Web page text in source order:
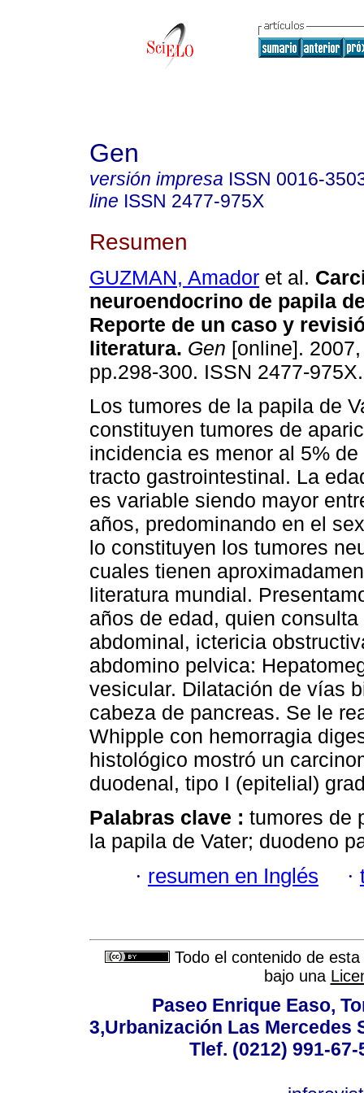
Gen
versión impresa ISSN 0016-
line ISSN 2477-975X
Resumen
GUZMAN, Amador et al.
neuroendocrino de papila
Reporte de un caso y
literatura. Gen [online].
pp.298-300. ISSN 2477-975X.
Los tumores de la papila de
constituyen tumores de
incidencia es menor al 5%
tracto gastrointestinal. La
es variable siendo mayor
años, predominando en el
lo constituyen los tumores
cuales tienen
literatura mundial.
años de edad, quien
abdominal, ictericia
abdomino pelvica:
vesicular. Dilatación de vías
cabeza de pancreas. Se le
Whipple con hemorragia
histológico mostró un
duodenal, tipo I (epitelial)
Palabras clave : tumores de
la papila de Vater; duodeno
· resumen en Inglés ·
Todo el contenido de
bajo una
Paseo Enrique Easo,
3,Urbanización Las Mercedes
Tlef. (0212) 991-